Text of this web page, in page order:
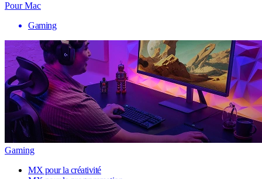
Pour Mac
Gaming
Gaming
MX pour la créativité